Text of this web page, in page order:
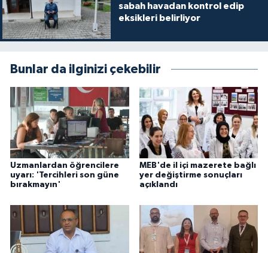
sabah havadan kontrol edip
eksikleri belirliyor
Bunlar da ilginizi çekebilir
Uzmanlardan öğrencilere
uyarı: 'Tercihleri son güne
bırakmayın'
MEB'de il içi mazerete bağlı
yer değiştirme sonuçları
açıklandı